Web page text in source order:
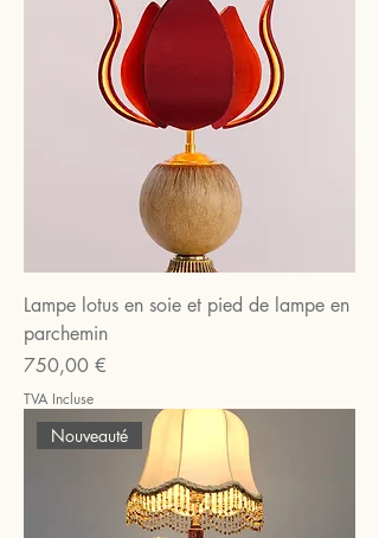
Lampe lotus en soie et pied de lampe en
parchemin
Prix
750,00 €
TVA Incluse
Nouveauté